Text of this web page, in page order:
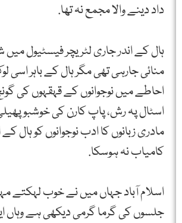
داد دینے والا مجمع نہ تھا.
ہال کے اندر جاری لٹریچر فیسٹیول میں
منائی جارہی تھی مگر ہال کے باہر اسی
احاطے میں نوجوانوں کے قہقہوں کی
اسٹال پہ رش، پاپ کارن کی خوشبو
مادری زبانوں کا ادب نوجوانوں کو ہال
کامیاب نہ ہوسکا.
اسلام آباد جہاں میں نے خوب لہکتے
جلسوں کی گرما گرمی دیکھی ہے وہاں